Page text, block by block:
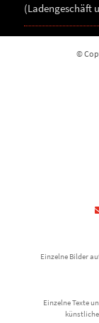
(Ladengeschäft
©
Einzelne Bilder
Einzelne Texte